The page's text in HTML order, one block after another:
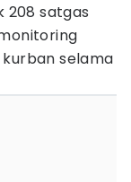
208 satgas
selama